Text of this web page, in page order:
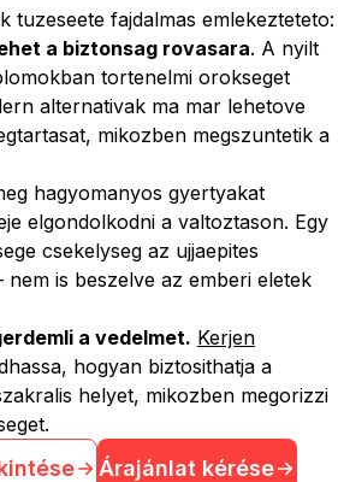
tuzeseete fajdalmas emlekezteteto:
a biztonsag rovasara. A nyilt
tortenelmi orokseget
alternativak ma mar lehetove
mikozben megszuntetik a
hagyomanyos gyertyakat
elgondolkodni a valtoztason. Egy
csekelyseg az ujjaepites
is beszelve az emberi eletek
a vedelmet. Kerjen
hogyan biztosithatja a
helyet, mikozben megorizzi
Árajánlat kérése